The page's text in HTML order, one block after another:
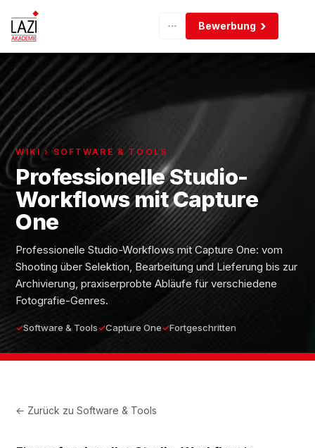
Bewerbung
WIKI › SOFTWARE & TOOLS
Professionelle Studio-
Workflows mit Capture
One
Professionelle Studio-Workflows mit Capture One: vom
Shooting über Selektion, Bearbeitung und Lieferung bis zur
Archivierung, praxiserprobte Abläufe für verschiedene
Fotografie-Genres.
Software & Tools Capture One Fortgeschritten
← Zurück zuSoftware & Tools